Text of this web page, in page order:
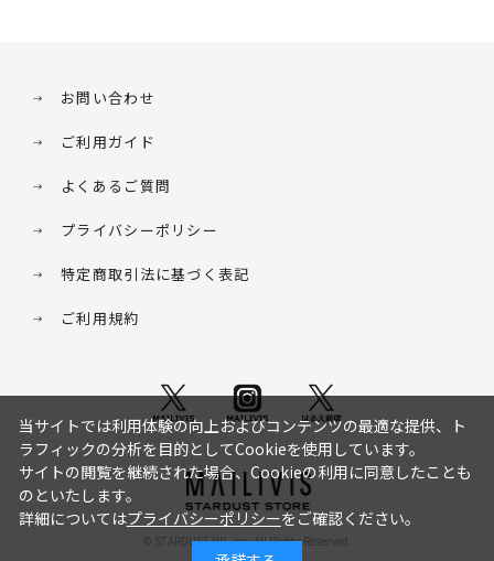
お問い合わせ
ご利用ガイド
よくあるご質問
プライバシーポリシー
特定商取引法に基づく表記
ご利用規約
© STARDUST HD. inc. All Rights Reserved.
当サイトでは利用体験の向上およびコンテンツの最適な提供、ト
ラフィックの分析を目的としてCookieを使用しています。
サイトの閲覧を継続された場合、Cookieの利用に同意したことも
のといたします。
詳細についてはプライバシーポリシーをご確認ください。